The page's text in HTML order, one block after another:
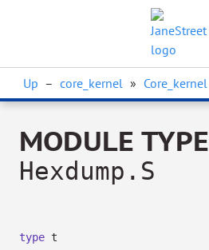
Up – core_kernel » Core_kernel
MODULE TYPE
Hexdump.S
type t